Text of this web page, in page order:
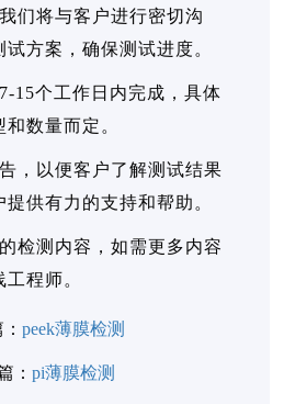
们将与客户进行密切沟
方案，确保测试进度。
15个工作日内完成，具体
数量而定。
，以便客户了解测试结果
供有力的支持和帮助。
检测内容，如需更多内容
程师。
peek薄膜检测
： pi薄膜检测